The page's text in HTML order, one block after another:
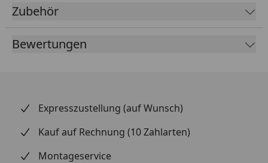
Erscheinungsbild:
Verlegung:
Montage mit Befestigungsklipp /
Schrauben oder Nageln / Kleben
mit silikonfreien Montagekleber
Zubehör
Bewertungen
Expresszustellung (auf Wunsch)
Kauf auf Rechnung (10 Zahlarten)
Montageservice